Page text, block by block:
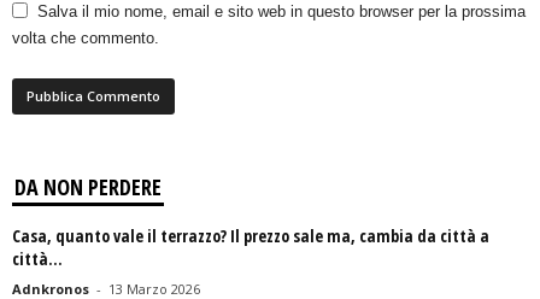
Salva il mio nome, email e sito web in questo browser per la prossima
volta che commento.
DA NON PERDERE
Casa, quanto vale il terrazzo? Il prezzo sale ma, cambia da città a
città...
Adnkronos - 13 Marzo 2026